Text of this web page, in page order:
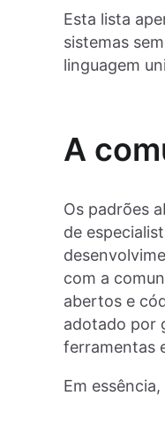
Esta lista
sistemas
linguagem
A
Os padrões
de
com a
abertos e
adotado por
ferramentas
Em